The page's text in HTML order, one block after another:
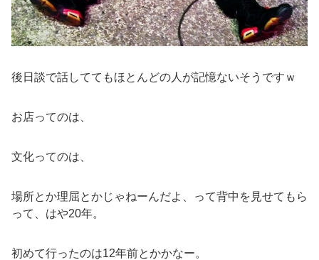
後日談で話しててもほとんどの人が記憶ないそうですｗ
お店ってのは、
文化ってのは、
場所とか理屈とかじゃねーんだよ、って背中を見せてもら
って、はや20年。
初めて行ったのは12年前とかかなー。